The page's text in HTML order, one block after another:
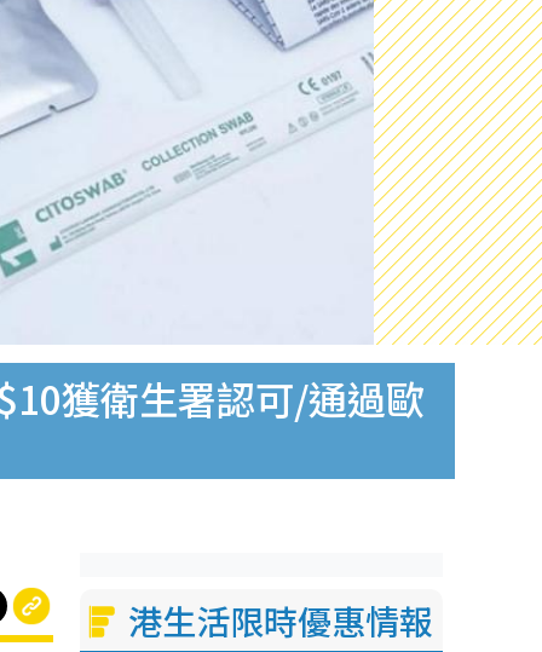
獲衛生署認可/通過歐
港生活限時優惠情報